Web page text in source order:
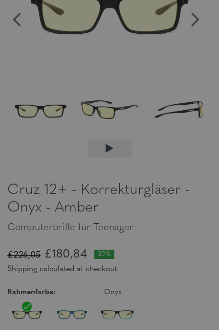
Cruz 12+ - Korrekturgläser -
Onyx - Amber
Computerbrille für Teenager
£226,05 £180,84 20%
Shipping calculated at checkout.
Rahmenfarbe: Onyx